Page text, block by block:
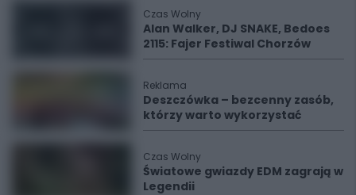
Czas Wolny
Alan Walker, DJ SNAKE, Bedoes
2115: Fajer Festiwal Chorzów
Reklama
Deszczówka – bezcenny zasób,
którzy warto wykorzystać
Czas Wolny
Światowe gwiazdy EDM zagrają w
Legendii